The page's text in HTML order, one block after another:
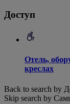
Доступ
Отель,
креслах
Back to search by
Skip search by